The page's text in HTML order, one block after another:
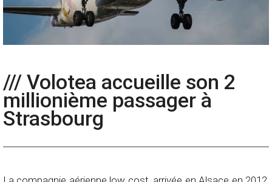
/// Volotea accueille son 2
millionième passager à
Strasbourg